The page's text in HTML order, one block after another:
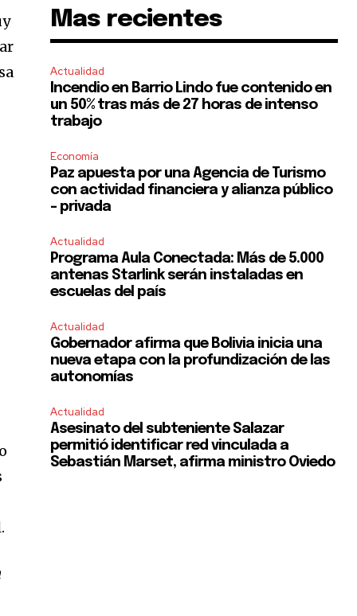
Mas recientes
Actualidad
Incendio en Barrio Lindo fue contenido en
un 50% tras más de 27 horas de intenso
trabajo
Economía
Paz apuesta por una Agencia de Turismo
con actividad financiera y alianza público
– privada
Actualidad
Programa Aula Conectada: Más de 5.000
antenas Starlink serán instaladas en
escuelas del país
Actualidad
Gobernador afirma que Bolivia inicia una
nueva etapa con la profundización de las
autonomías
Actualidad
Asesinato del subteniente Salazar
permitió identificar red vinculada a
Sebastián Marset, afirma ministro Oviedo